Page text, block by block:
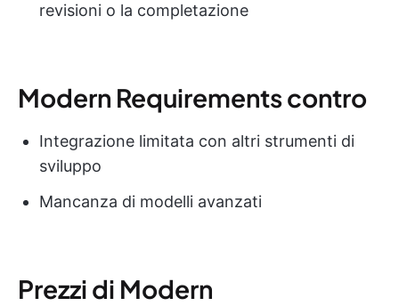
revisioni o la completazione
Modern Requirements contro
Integrazione limitata con altri strumenti di
sviluppo
Mancanza di modelli avanzati
Prezzi di Modern